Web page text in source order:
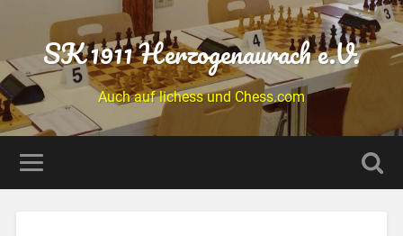
SK 1911 Herzogenaurach e.V.
Auch auf lichess und Chess.com